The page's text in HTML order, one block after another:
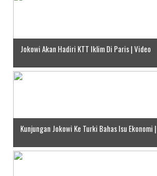
Jokowi Akan Hadiri KTT Iklim Di Paris | Video
Kunjungan Jokowi Ke Turki Bahas Isu Ekonomi